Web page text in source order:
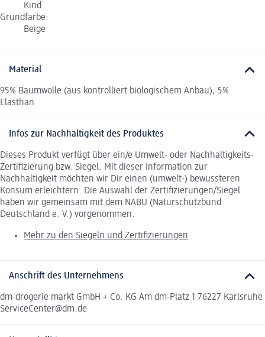
Kind
Grundfarbe:
Beige
Material
95% Baumwolle (aus kontrolliert biologischem Anbau), 5%
Elasthan
Infos zur Nachhaltigkeit des Produktes
Dieses Produkt verfügt über ein/e Umwelt- oder Nachhaltigkeits-
Zertifizierung bzw. Siegel. Mit dieser Information zur
Nachhaltigkeit möchten wir Dir einen (umwelt-) bewussteren
Konsum erleichtern. Die Auswahl der Zertifizierungen/Siegel
haben wir gemeinsam mit dem NABU (Naturschutzbund
Deutschland e. V.) vorgenommen.
Mehr zu den Siegeln und Zertifizierungen
Anschrift des Unternehmens
dm-drogerie markt GmbH + Co. KG Am dm-Platz 1 76227 Karlsruhe
ServiceCenter@dm.de